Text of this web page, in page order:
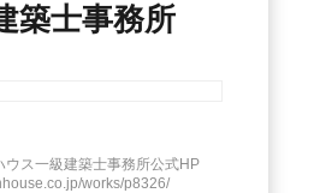
築士事務所
ウス一級建築士事務所公式HP
works/p8326/